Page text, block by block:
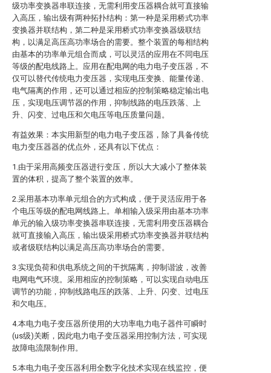
级功率变换器串联连接，无需利用变压器耦合就可直接输
入高压，输出级有两种拓扑结构：第一种是采用桥式功率
变换器并联结构，第二种是采用桥式功率变换器级联结
构，以满足高压高功率场合的需要。整个装置的每相结构
由基本的功率单元组合而成，可以灵活的应用在不同电压
等级的配电线路上。应用在配电网的电力电子变压器，不
仅可以替代传统电力变压器，实现电压变换、能量传递、
电气隔离的作用，还可以通过相应的控制策略稳定输出电
压，实现电压调节器的作用，抑制线路的电压跌落、上
升、闪变、过电压和欠电压等电压质量问题。
有益效果：本实用新型的电力电子变压器，除了具备传统
电力变压器器的优点外，还具有以下优点：
1.由于采用高频变压器进行变压，所以大大减小了整体装
置的体积，提高了整个装置的效率。
2.采用基本功率单元组合的方式构成，便于灵活应用于各
个电压等级的配电网线路上。单相输入级采用由基本功率
单元的输入级功率变换器串联连接，无需利用变压器耦合
就可直接输入高压，输出级采用桥式功率变换器并联结构
或者级联结构以满足高压高功率场合的需要。
3.实现负荷和供电系统之间的干扰隔离，抑制谐波，改善
电网电气环境。采用相应的控制策略，可以实现自动电压
调节的功能，抑制线路电压的跌落、上升、闪变、过电压
和欠电压。
4.本电力电子变压器所使用的大功率电力电子器件可瞬时
(us级)关断，因此电力电子变压器采用控制方法，可实现
故障电流限制作用。
5.本电力电子变压器利用全数字化技术实现在线监控，便